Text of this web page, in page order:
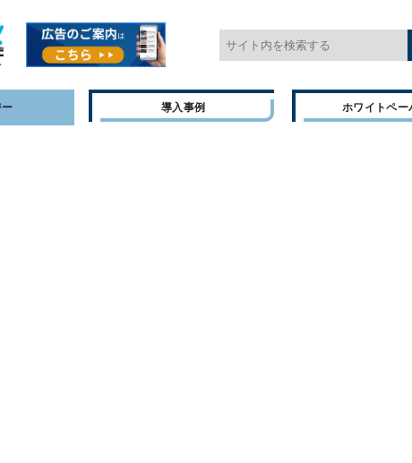
導入事例 ホワイトペー